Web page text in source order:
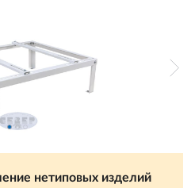
нетиповых изделий